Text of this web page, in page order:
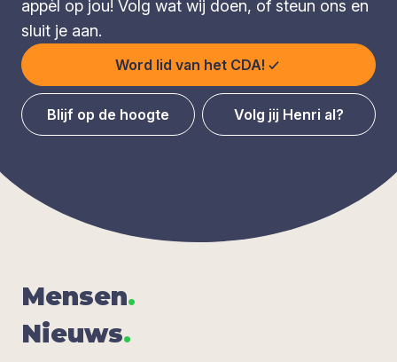
appèl op jou! Volg wat wij doen, of steun ons en
sluit je aan.
Word lid van het CDA!
Blijf op de hoogte Volg jij Henri al?
Men­sen.
Nieuws.